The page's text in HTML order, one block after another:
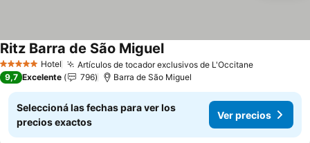
5 Estrellas Hotel Artículos de tocador exclusivos de L'OccitaneVer
Ritz Barra de São MiguelVer precios
9,7 Excelente 796 Barra de São Miguel
Seleccioná las fechas para ver los
precios exactos
Ver precios